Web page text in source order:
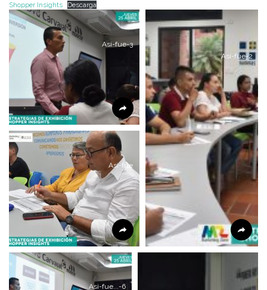
Shopper Insights Descarga
Asi-fue-3
Asi-fue-2
Asi-fue
Asi-fue...-6